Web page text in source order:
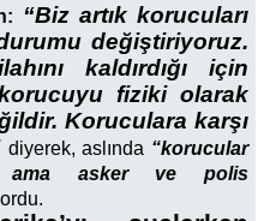
“Biz artık korucuları
değiştiriyoruz.
kaldırdığı için
fiziki olarak
Koruculara karşı
diyerek, aslında “korucular
ama asker ve polis